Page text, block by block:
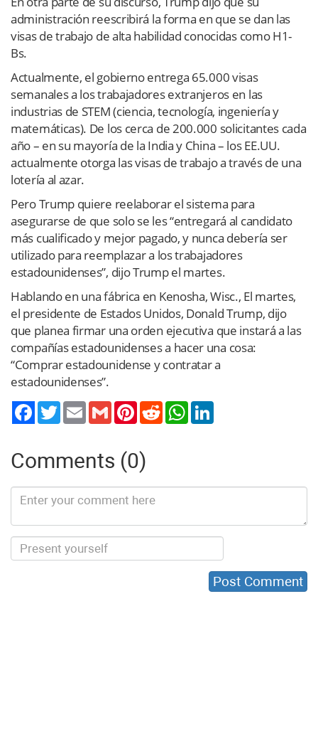
administración reescribirá la forma en que se dan las
visas de trabajo de alta habilidad conocidas como H1-
Bs.
Actualmente, el gobierno entrega 65.000 visas
semanales a los trabajadores extranjeros en las
industrias de STEM (ciencia, tecnología, ingeniería y
matemáticas). De los cerca de 200.000 solicitantes cada
año – en su mayoría de la India y China – los EE.UU.
actualmente otorga las visas de trabajo a través de una
lotería al azar.
Pero Trump quiere reelaborar el sistema para
asegurarse de que solo se les “entregará al candidato
más cualificado y mejor pagado, y nunca debería ser
utilizado para reemplazar a los trabajadores
estadounidenses”, dijo Trump el martes.
Hablando en una fábrica en Kenosha, Wisc., El martes,
el presidente de Estados Unidos, Donald Trump, dijo
que planea firmar una orden ejecutiva que instará a las
compañías estadounidenses a hacer una cosa:
“Comprar estadounidense y contratar a
estadounidenses”.
TwitterEmail Gmail PinterestReddit WhatsApp
Comments (0)